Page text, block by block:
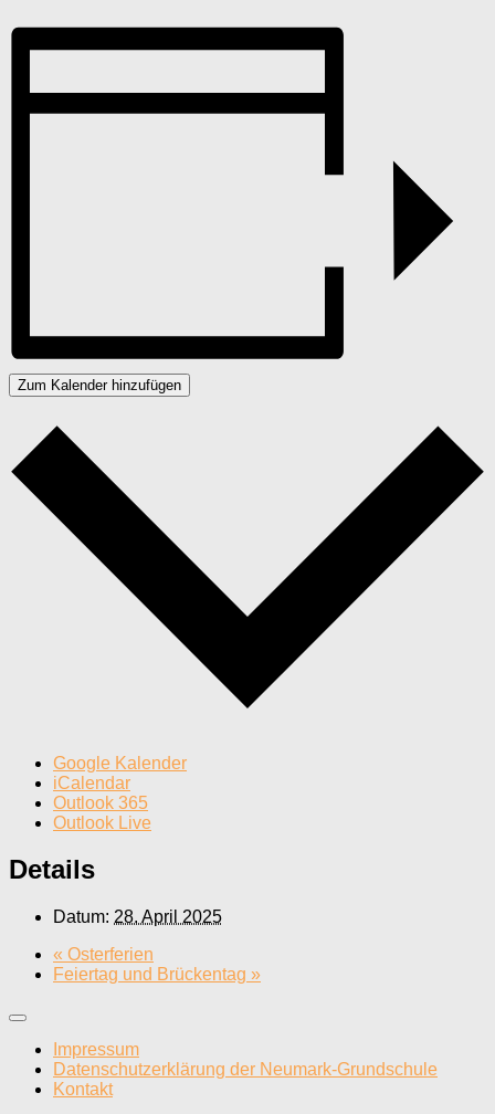
Zum Kalender hinzufügen
Google Kalender
iCalendar
Outlook 365
Outlook Live
Details
Datum: 28. April 2025
« Osterferien
Feiertag und Brückentag »
Impressum
Datenschutzerklärung der Neumark-Grundschule
Kontakt